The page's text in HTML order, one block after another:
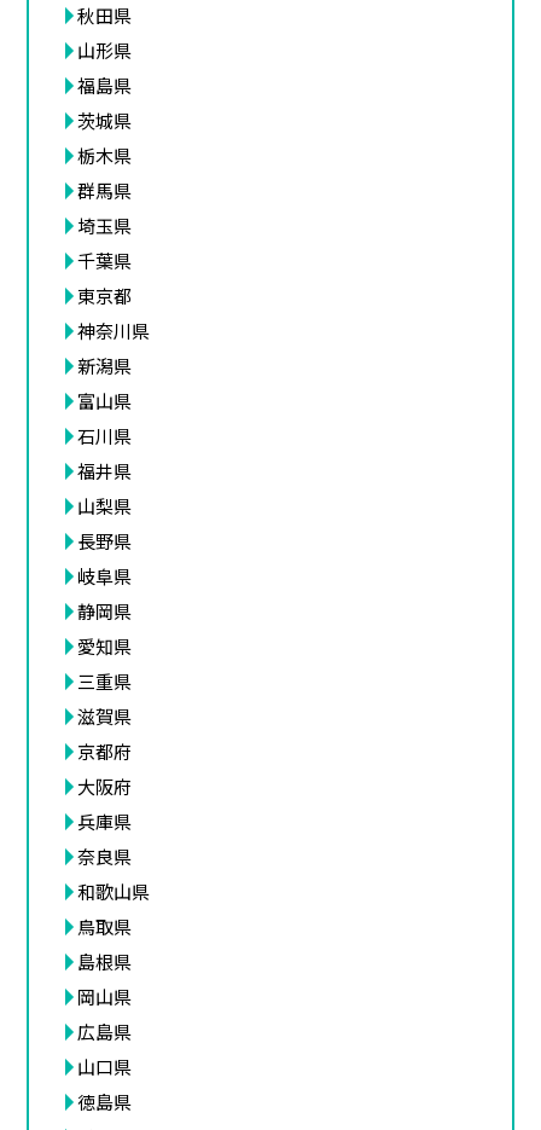
秋田県
山形県
福島県
茨城県
栃木県
群馬県
埼玉県
千葉県
東京都
神奈川県
新潟県
富山県
石川県
福井県
山梨県
長野県
岐阜県
静岡県
愛知県
三重県
滋賀県
京都府
大阪府
兵庫県
奈良県
和歌山県
鳥取県
島根県
岡山県
広島県
山口県
徳島県